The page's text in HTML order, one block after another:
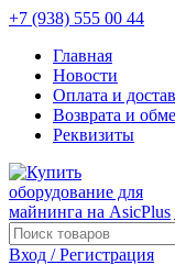
+7 (938) 555 00 44
Главная
Новости
Оплата и
Возврата и
Реквизиты
Вход / Регистрация